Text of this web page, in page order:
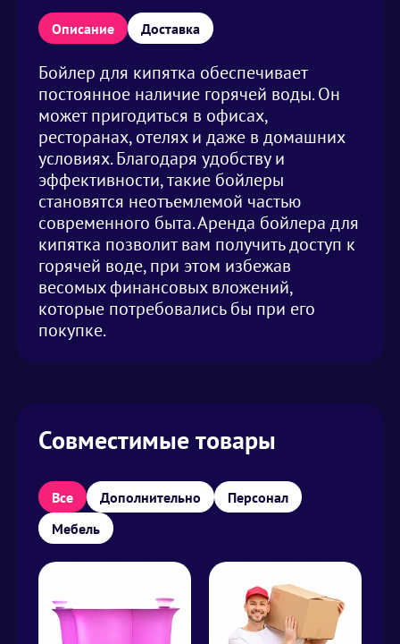
Описание Доставка
Бойлер для кипятка обеспечивает
постоянное наличие горячей воды. Он
может пригодиться в офисах,
ресторанах, отелях и даже в домашних
условиях. Благодаря удобству и
эффективности, такие бойлеры
становятся неотъемлемой частью
современного быта. Аренда бойлера для
кипятка позволит вам получить доступ к
горячей воде, при этом избежав
весомых финансовых вложений,
которые потребовались бы при его
покупке.
Совместимые товары
Все Дополнительно
Персонал
Мебель